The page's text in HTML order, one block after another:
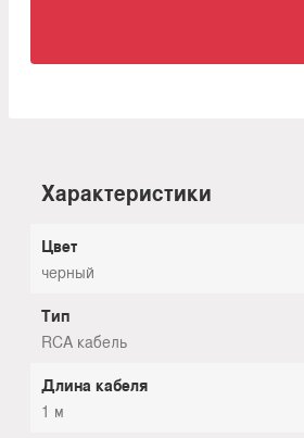
Характеристики
Цвет
черный
Тип
RCA кабель
Длина кабеля
1 м